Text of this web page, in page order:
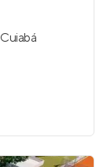
Cuiabá